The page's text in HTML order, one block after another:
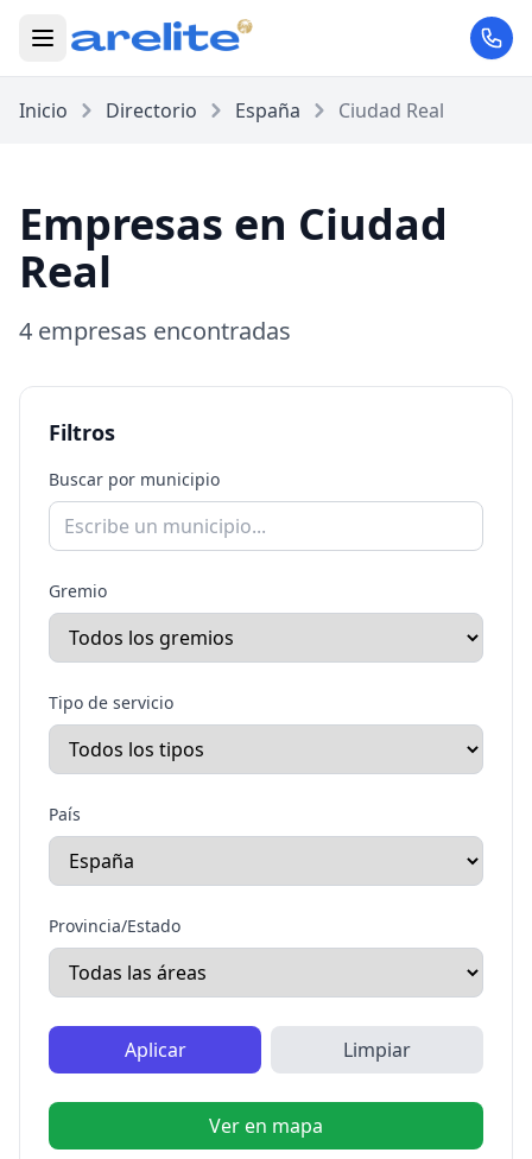
Inicio Directorio España Ciudad Real
Empresas en Ciudad
Real
4 empresas encontradas
Filtros
Buscar por municipio
Gremio
Tipo de servicio
País
Provincia/Estado
Aplicar Limpiar
Ver en mapa